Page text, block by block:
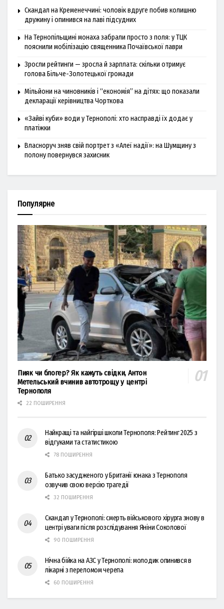
Скандал на Кременеччині: чоловік вдруге побив колишню
дружину і опинився на лаві підсудних
На Тернопільщині монаха забрали просто з поля: у ТЦК
пояснили мобілізацію священника Почаївської лаври
Зросли рейтинги — зросла й зарплата: скільки отримує
голова Більче-Золотецької громади
Мільйони на чиновників і “економія” на дітях: що показали
декларації керівництва Чорткова
«Зайві куби» води у Тернополі: хто насправді їх додає у
платіжки
Власноруч зняв свій портрет з «Алеї надії»: на Шумщину з
полону повернувся захисник
Популярне
Пияк чи блогер? Як кажуть свідки, Антон
Метельський вчинив автотрощу у центрі
Тернополя
22 ПОШИРЕННЯ
Найкращі та найгірші школи Тернополя: Рейтинг 2025 з
відгуками та статистикою
78 ПОШИРЕННЯ
Батько засудженого у Британії юнака з Тернополя
озвучив свою версію трагедії
32 ПОШИРЕННЯ
Скандал у Тернополі: смерть військового хірурга знову в
центрі уваги після розслідування Яніни Соколової
90 ПОШИРЕННЯ
Нічна бійка на АЗС у Тернополі: молодик опинився в
лікарні з переломом черепа
60 ПОШИРЕННЯ